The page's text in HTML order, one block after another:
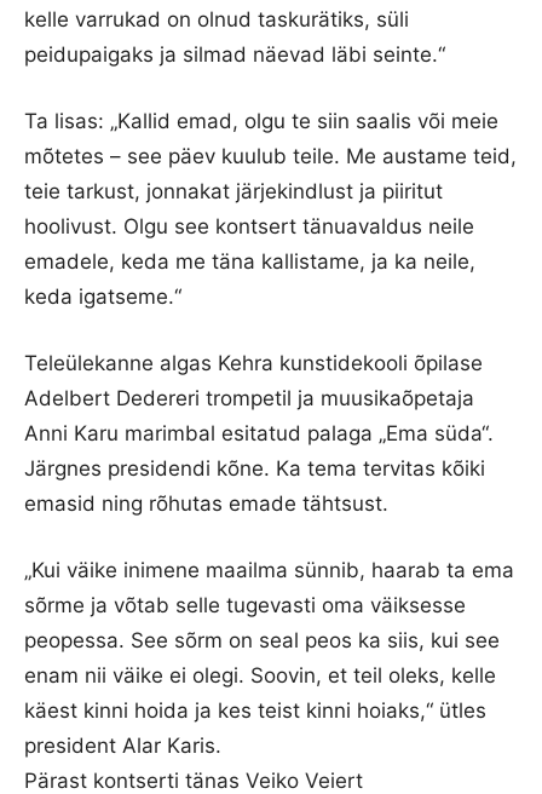
kelle varrukad on olnud taskurätiks, süli
peidupaigaks ja silmad näevad läbi seinte.“
Ta lisas: „Kallid emad, olgu te siin saalis või meie
mõtetes – see päev kuulub teile. Me austame teid,
teie tarkust, jonnakat järjekindlust ja piiritut
hoolivust. Olgu see kontsert tänuavaldus neile
emadele, keda me täna kallistame, ja ka neile,
keda igatseme.“
Teleülekanne algas Kehra kunstidekooli õpilase
Adelbert Dedereri trompetil ja muusikaõpetaja
Anni Karu marimbal esitatud palaga „Ema süda“.
Järgnes presidendi kõne. Ka tema tervitas kõiki
emasid ning rõhutas emade tähtsust.
„Kui väike inimene maailma sünnib, haarab ta ema
sõrme ja võtab selle tugevasti oma väiksesse
peopessa. See sõrm on seal peos ka siis, kui see
enam nii väike ei olegi. Soovin, et teil oleks, kelle
käest kinni hoida ja kes teist kinni hoiaks,“ ütles
president Alar Karis.
Pärast kontserti tänas Veiko Veiert